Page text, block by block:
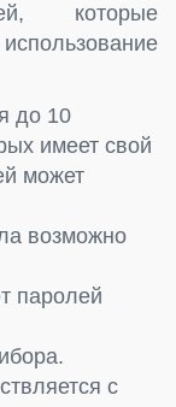
которые
до 10
имеет свой
может
возможно
паролей
с